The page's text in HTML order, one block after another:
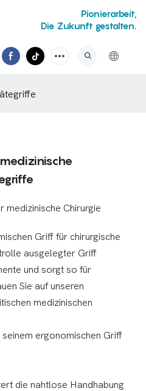
Pionierarbeit,
Die Zukunft gestalten.
medizinische Chirurgie
Griff für chirurgische
ausgelegter Griff
und sorgt so für
Sie auf unseren
medizinischen
ergonomischen Griff
die nahtlose Handhabung